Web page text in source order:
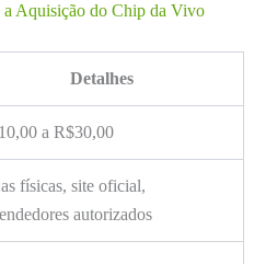
a Aquisição do Chip da Vivo
Detalhes
a R$30,00
físicas, site oficial,
autorizados